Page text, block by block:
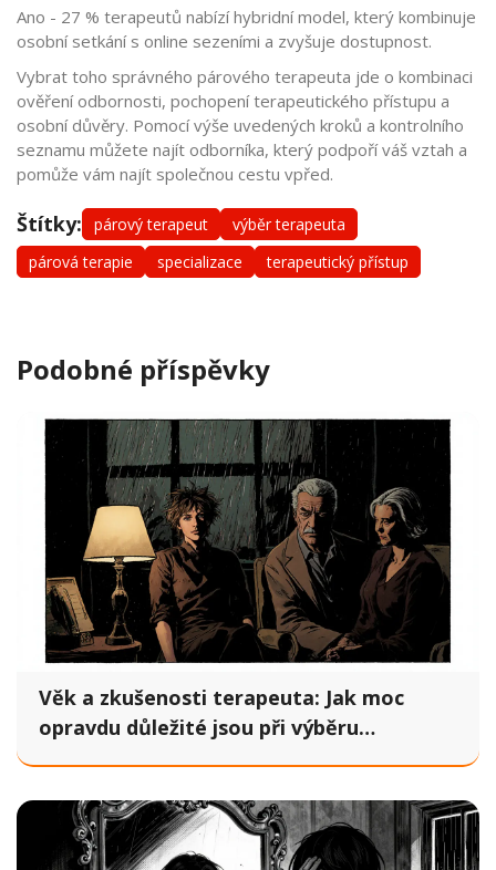
Ano - 27 % terapeutů nabízí hybridní model, který kombinuje
osobní setkání s online sezeními a zvyšuje dostupnost.
Vybrat toho správného párového terapeuta jde o kombinaci
ověření odbornosti, pochopení terapeutického přístupu a
osobní důvěry. Pomocí výše uvedených kroků a kontrolního
seznamu můžete najít odborníka, který podpoří váš vztah a
pomůže vám najít společnou cestu vpřed.
Štítky: párový terapeut
výběr terapeuta
párová terapie
specializace terapeutický přístup
Podobné příspěvky
Věk a zkušenosti terapeuta: Jak moc
opravdu důležité jsou při výběru